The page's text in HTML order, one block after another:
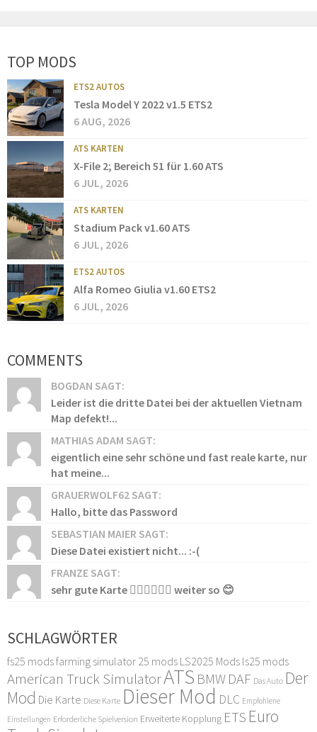
TOP MODS
ETS2 AUTOS
Tesla Model Y 2022 v1.5 ETS2
6 AUG, 2026
ATS KARTEN
X-File 2; Bereich 51 für 1.60 ATS
6 JUL, 2026
ATS KARTEN
Stadium Pack v1.60 ATS
6 JUL, 2026
ETS2 AUTOS
Alfa Romeo Giulia v1.60 ETS2
6 JUL, 2026
COMMENTS
BOGDAN SAGT:
Leider ist die dritte Datei bei der aktuellen Vietnam
Map defekt!...
MATHIAS ADAM SAGT:
eigentlich eine sehr schöne und fast reale karte, nur
hat meine...
GRAUERWOLF62 SAGT:
Hallo, bitte das Password
SEBASTIAN MAIER SAGT:
Diese Datei existiert nicht... :-(
FRANZE SAGT:
sehr gute Karte 👍🏻👍🏻👍🏻 weiter so 😊
SCHLAGWÖRTER
fs25 modsfarming simulator 25 mods LS2025 Mods ls25 mods
American Truck SimulatorATS BMW DAF Das Auto Der
Mod Die Karte Diese Karte Dieser Mod DLC Empfohlene
Einstellungen Erforderliche Spielversion Erweiterte Kopplung ETS Euro